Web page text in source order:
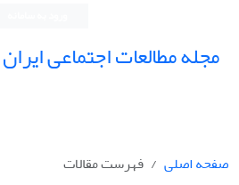
مجله مطالعات اجتماعی ایران
صفحه اصلی
فهرست مقالات